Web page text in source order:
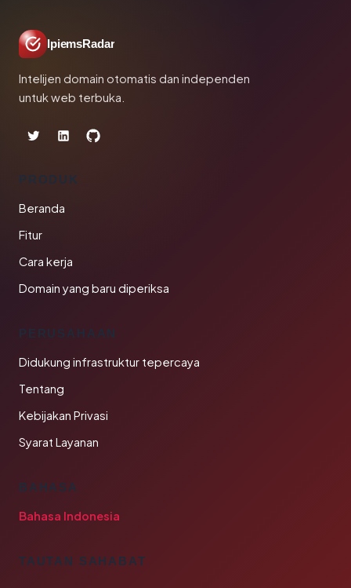
IpiemsRadar
Intelijen domain otomatis dan independen
untuk web terbuka.
PRODUK
Beranda
Fitur
Cara kerja
Domain yang baru diperiksa
PERUSAHAAN
Didukung infrastruktur tepercaya
Tentang
Kebijakan Privasi
Syarat Layanan
BAHASA
Bahasa Indonesia
TAUTAN SAHABAT